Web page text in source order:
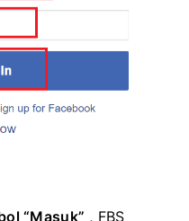
“Masuk” , FBS